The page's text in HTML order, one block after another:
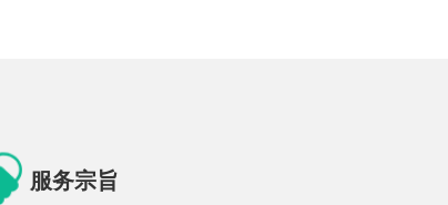
服务宗旨